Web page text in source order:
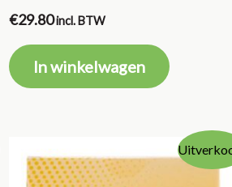
€29.80incl. BTW
In winkelwagen